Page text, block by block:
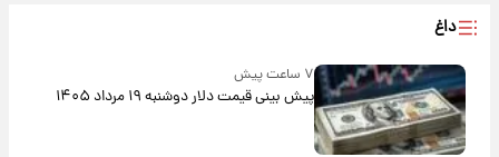
داغ
۷ ساعت پیش
پیش‌ بینی قیمت دلار دوشنبه ۱۹ مرداد ۱۴۰۵